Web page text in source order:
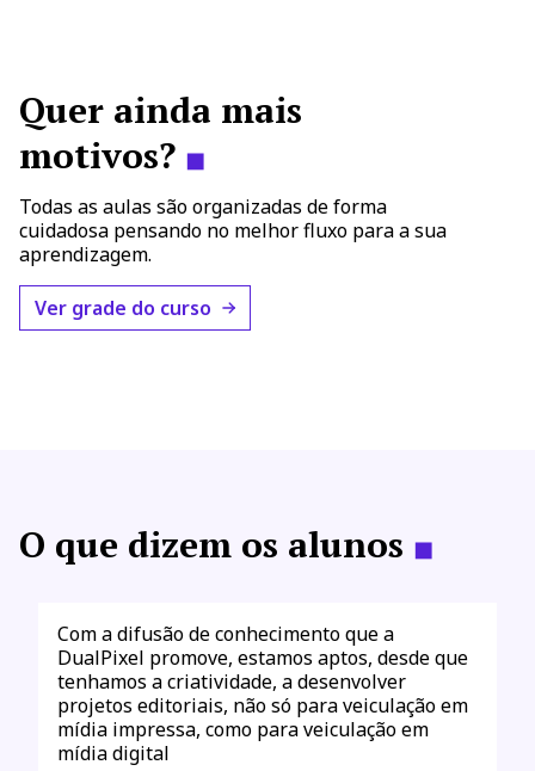
Quer ainda mais
motivos? ◼
Todas as aulas são organizadas de forma
cuidadosa pensando no melhor fluxo para a sua
aprendizagem.
Ver grade do curso
O que dizem os alunos ◼
Com a difusão de conhecimento que a
DualPixel promove, estamos aptos, desde que
tenhamos a criatividade, a desenvolver
projetos editoriais, não só para veiculação em
mídia impressa, como para veiculação em
mídia digital